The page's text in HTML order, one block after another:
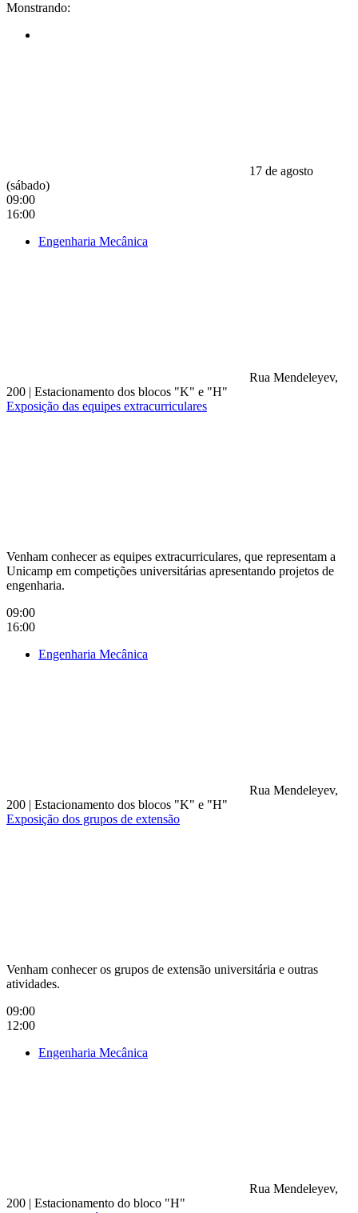
Monstrando:
17 de agosto
(sábado)
09:00
16:00
Engenharia Mecânica
Rua Mendeleyev,
200 | Estacionamento dos blocos "K" e "H"
Exposição das equipes extracurriculares
Venham conhecer as equipes extracurriculares, que representam a
Unicamp em competições universitárias apresentando projetos de
engenharia.
09:00
16:00
Engenharia Mecânica
Rua Mendeleyev,
200 | Estacionamento dos blocos "K" e "H"
Exposição dos grupos de extensão
Venham conhecer os grupos de extensão universitária e outras
atividades.
09:00
12:00
Engenharia Mecânica
Rua Mendeleyev,
200 | Estacionamento do bloco "H"